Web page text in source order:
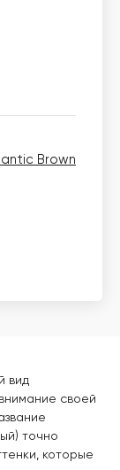
Brown
вид
своей
точно
которые